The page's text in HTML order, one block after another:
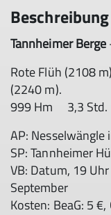
Beschreibung
Tannheimer Berge
Rote Flüh (2108
(2240 m).
999 Hm 3,3 Std.
AP: Nesselwängle
SP: Tannheimer
VB: Datum, 19
September
Kosten: BeaG: 5